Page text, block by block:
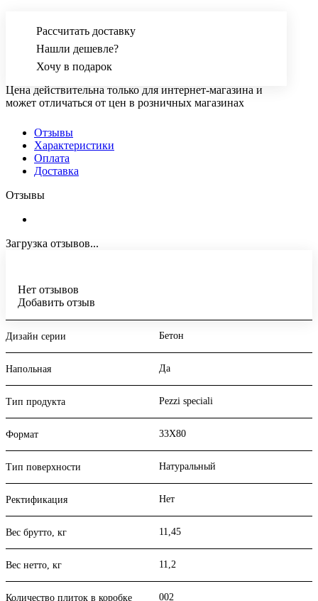
Рассчитать доставку
Нашли дешевле?
Хочу в подарок
Цена действительна только для интернет-магазина и
может отличаться от цен в розничных магазинах
Отзывы
Характеристики
Оплата
Доставка
Отзывы
Загрузка отзывов...
Нет отзывов
Добавить отзыв
Дизайн серии Бетон
Напольная Да
Тип продукта Pezzi speciali
Формат 33X80
Тип поверхности Натуральный
Ректификация Нет
Вес брутто, кг 11,45
Вес нетто, кг 11,2
Количество плиток в коробке 002